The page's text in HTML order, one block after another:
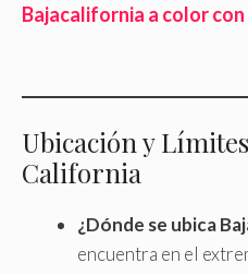
Bajacalifornia a color
Ubicación y
California
¿Dónde se ubica
encuentra en el